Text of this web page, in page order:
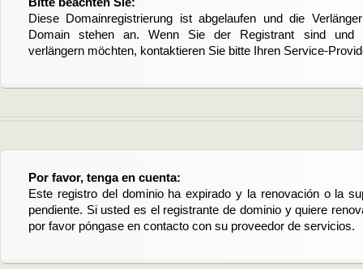
Diese Domainregistrierung ist abgelaufen und die
Domain stehen an. Wenn Sie der Registrant sind und
verlängern möchten, kontaktieren Sie bitte Ihren Service-
Por favor, tenga en cuenta:
Este registro del dominio ha expirado y la renovación o la
pendiente. Si usted es el registrante de dominio y quiere
por favor póngase en contacto con su proveedor de servicios.